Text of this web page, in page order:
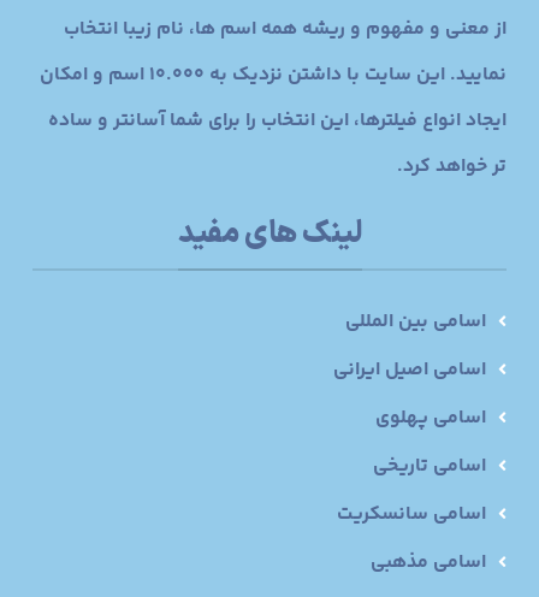
از معنی و مفهوم و ریشه همه اسم ها، نام زیبا انتخاب
نمایید. این سایت با داشتن نزدیک به 10.000 اسم و امکان
ایجاد انواع فیلترها، این انتخاب را برای شما آسانتر و ساده
تر خواهد کرد.
لینک های مفید
اسامی بین المللی
اسامی اصیل ایرانی
اسامی پهلوی
اسامی تاریخی
اسامی سانسکریت
اسامی مذهبی